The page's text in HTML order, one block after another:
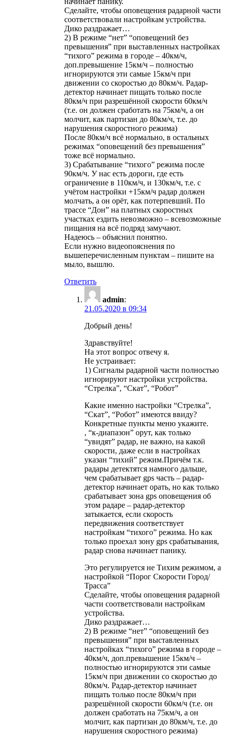
Сделайте, чтобы оповещения радарной части
соответствовали настройкам устройства.
Дико раздражает…
2) В режиме “нет” “оповещений без
превышения” при выставленных настройках
“тихого” режима в городе – 40км/ч,
доп.превышение 15км/ч – полностью
игнорируются эти самые 15км/ч при
движении со скоростью до 80км/ч. Радар-
детектор начинает пищать только после
80км/ч при разрешённой скорости 60км/ч
(т.е. он должен сработать на 75км/ч, а он
молчит, как партизан до 80км/ч, т.е. до
нарушения скоростного режима)
После 80км/ч всё нормально, в остальных
режимах “оповещений без превышения”
тоже всё нормально.
3) Срабатывание “тихого” режима после
90км/ч. У нас есть дороги, где есть
ограничение в 110км/ч, и 130км/ч, т.е. с
учётом настройки +15км/ч радар должен
молчать, а он орёт, как потерпевший. По
трассе “Дон” на платных скоростных
участках ездить невозможно – всевозможные
пищания на всё подряд замучают.
Надеюсь – объяснил понятно.
Если нужно видеопояснения по
вышеперечисленным пунктам – пишите на
мыло, вышлю.
Ответить
admin:
21.05.2020 в 09:34
Добрый день!
Здравствуйте!
На этот вопрос отвечу я.
Не устраивает:
1) Сигналы радарной части полностью
игнорируют настройки устройства.
“Стрелка”, “Скат”, “Робот”
Какие именно настройки “Стрелка”,
“Скат”, “Робот” имеются ввиду?
Конкретные пункты меню укажите.
, “к-диапазон” орут, как только
“увидят” радар, не важно, на какой
скорости, даже если в настройках
указан “тихий” режим.Причём т.к.
радары детектятся намного дальше,
чем срабатывает gps часть – радар-
детектор начинает орать, но как только
срабатывает зона gps оповещения об
этом радаре – радар-детектор
затыкается, если скорость
передвижения соответствует
настройкам “тихого” режима. Но как
только проехал зону gps срабатывания,
радар снова начинает панику.
Это регулируется не Тихим режимом, а
настройкой “Порог Скорости Город/
Трасса”
Сделайте, чтобы оповещения радарной
части соответствовали настройкам
устройства.
Дико раздражает…
2) В режиме “нет” “оповещений без
превышения” при выставленных
настройках “тихого” режима в городе –
40км/ч, доп.превышение 15км/ч –
полностью игнорируются эти самые
15км/ч при движении со скоростью до
80км/ч. Радар-детектор начинает
пищать только после 80км/ч при
разрешённой скорости 60км/ч (т.е. он
должен сработать на 75км/ч, а он
молчит, как партизан до 80км/ч, т.е. до
нарушения скоростного режима)